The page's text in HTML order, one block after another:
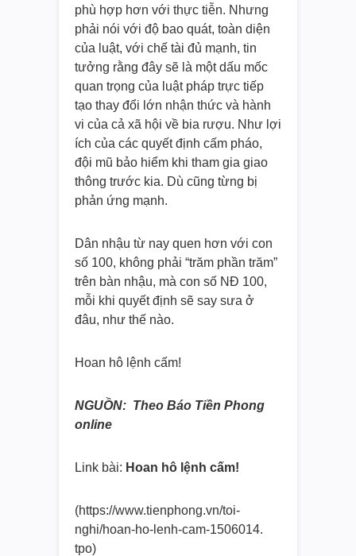
phù hợp hơn với thực tiễn. Nhưng
phải nói với độ bao quát, toàn diện
của luật, với chế tài đủ mạnh, tin
tưởng rằng đây sẽ là một dấu mốc
quan trọng của luật pháp trực tiếp
tạo thay đổi lớn nhận thức và hành
vi của cả xã hội về bia rượu. Như lợi
ích của các quyết định cấm pháo,
đội mũ bảo hiểm khi tham gia giao
thông trước kia. Dù cũng từng bị
phản ứng mạnh.
Dân nhậu từ nay quen hơn với con
số 100, không phải “trăm phần trăm”
trên bàn nhậu, mà con số NĐ 100,
mỗi khi quyết định sẽ say sưa ở
đâu, như thế nào.
Hoan hô lệnh cấm!
NGUỒN: Theo Báo Tiền Phong
online
Link bài: Hoan hô lệnh cấm!
(https://www.tienphong.vn/toi-
nghi/hoan-ho-lenh-cam-1506014.
tpo)